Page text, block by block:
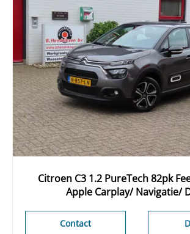
Citroen C3 1.2 PureTech 82pk
Apple Carplay/ Navigatie/
Contact